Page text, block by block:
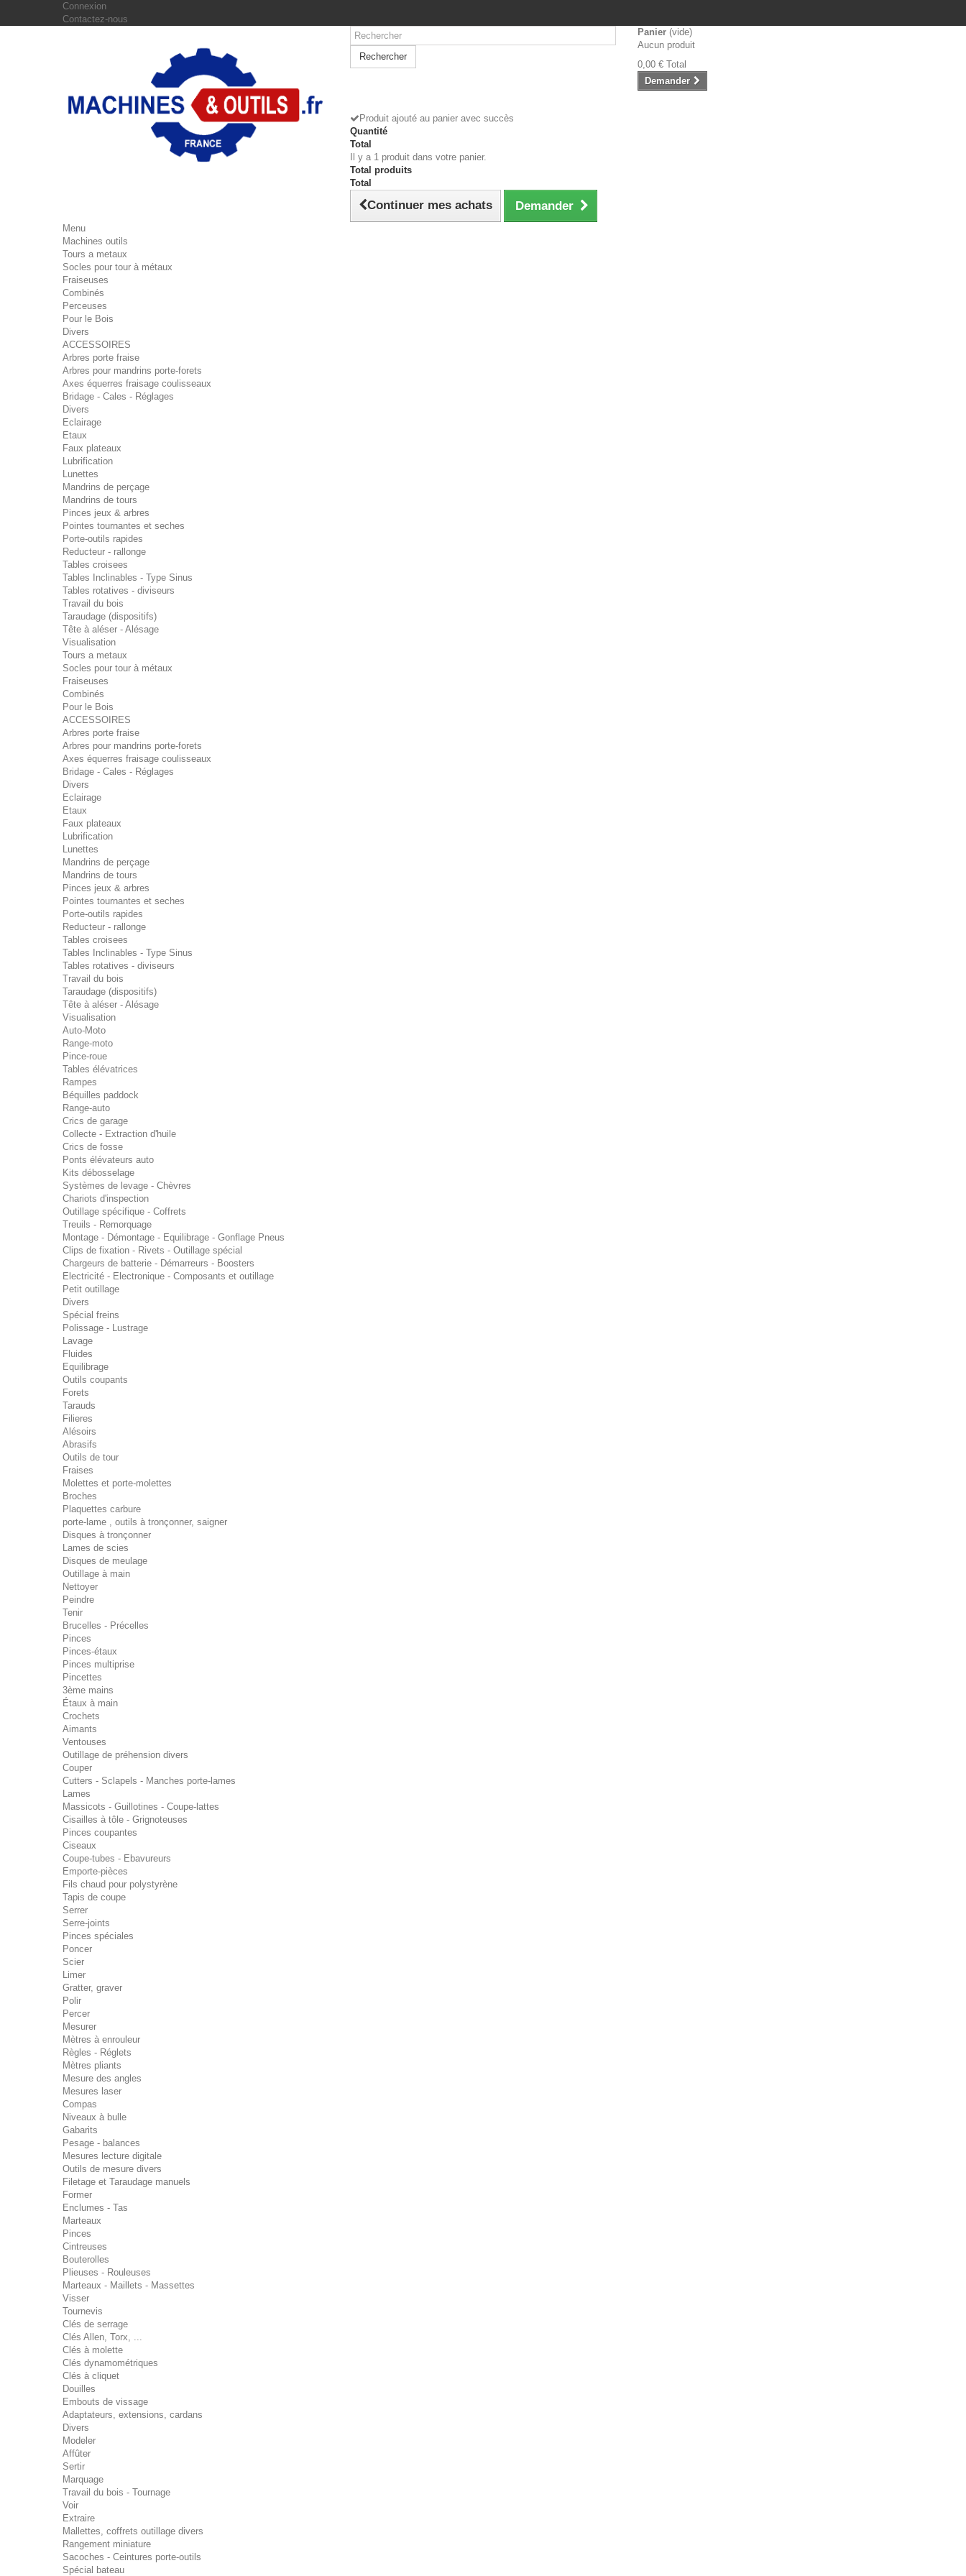
Connexion
Contactez-nous
Rechercher
Panier (vide)
Aucun produit
0,00 € Total
Demander
Produit ajouté au panier avec succès
Quantité
Total
Il y a 1 produit dans votre panier.
Total produits
Total
Continuer mes achats Demander
Menu
Machines outils
Tours a metaux
Socles pour tour à métaux
Fraiseuses
Combinés
Perceuses
Pour le Bois
Divers
ACCESSOIRES
Arbres porte fraise
Arbres pour mandrins porte-forets
Axes équerres fraisage coulisseaux
Bridage - Cales - Réglages
Divers
Eclairage
Etaux
Faux plateaux
Lubrification
Lunettes
Mandrins de perçage
Mandrins de tours
Pinces jeux & arbres
Pointes tournantes et seches
Porte-outils rapides
Reducteur - rallonge
Tables croisees
Tables Inclinables - Type Sinus
Tables rotatives - diviseurs
Travail du bois
Taraudage (dispositifs)
Tête à aléser - Alésage
Visualisation
Tours a metaux
Socles pour tour à métaux
Fraiseuses
Combinés
Pour le Bois
ACCESSOIRES
Arbres porte fraise
Arbres pour mandrins porte-forets
Axes équerres fraisage coulisseaux
Bridage - Cales - Réglages
Divers
Eclairage
Etaux
Faux plateaux
Lubrification
Lunettes
Mandrins de perçage
Mandrins de tours
Pinces jeux & arbres
Pointes tournantes et seches
Porte-outils rapides
Reducteur - rallonge
Tables croisees
Tables Inclinables - Type Sinus
Tables rotatives - diviseurs
Travail du bois
Taraudage (dispositifs)
Tête à aléser - Alésage
Visualisation
Auto-Moto
Range-moto
Pince-roue
Tables élévatrices
Rampes
Béquilles paddock
Range-auto
Crics de garage
Collecte - Extraction d'huile
Crics de fosse
Ponts élévateurs auto
Kits débosselage
Systèmes de levage - Chèvres
Chariots d'inspection
Outillage spécifique - Coffrets
Treuils - Remorquage
Montage - Démontage - Equilibrage - Gonflage Pneus
Clips de fixation - Rivets - Outillage spécial
Chargeurs de batterie - Démarreurs - Boosters
Electricité - Electronique - Composants et outillage
Petit outillage
Divers
Spécial freins
Polissage - Lustrage
Lavage
Fluides
Equilibrage
Outils coupants
Forets
Tarauds
Filieres
Alésoirs
Abrasifs
Outils de tour
Fraises
Molettes et porte-molettes
Broches
Plaquettes carbure
porte-lame , outils à tronçonner, saigner
Disques à tronçonner
Lames de scies
Disques de meulage
Outillage à main
Nettoyer
Peindre
Tenir
Brucelles - Précelles
Pinces
Pinces-étaux
Pinces multiprise
Pincettes
3ème mains
Étaux à main
Crochets
Aimants
Ventouses
Outillage de préhension divers
Couper
Cutters - Sclapels - Manches porte-lames
Lames
Massicots - Guillotines - Coupe-lattes
Cisailles à tôle - Grignoteuses
Pinces coupantes
Ciseaux
Coupe-tubes - Ebavureurs
Emporte-pièces
Fils chaud pour polystyrène
Tapis de coupe
Serrer
Serre-joints
Pinces spéciales
Poncer
Scier
Limer
Gratter, graver
Polir
Percer
Mesurer
Mètres à enrouleur
Règles - Réglets
Mètres pliants
Mesure des angles
Mesures laser
Compas
Niveaux à bulle
Gabarits
Pesage - balances
Mesures lecture digitale
Outils de mesure divers
Filetage et Taraudage manuels
Former
Enclumes - Tas
Marteaux
Pinces
Cintreuses
Bouterolles
Plieuses - Rouleuses
Marteaux - Maillets - Massettes
Visser
Tournevis
Clés de serrage
Clés Allen, Torx, ...
Clés à molette
Clés dynamométriques
Clés à cliquet
Douilles
Embouts de vissage
Adaptateurs, extensions, cardans
Divers
Modeler
Affûter
Sertir
Marquage
Travail du bois - Tournage
Voir
Extraire
Mallettes, coffrets outillage divers
Rangement miniature
Sacoches - Ceintures porte-outils
Spécial bateau